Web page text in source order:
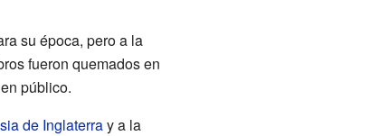
su época, pero a la
fueron quemados en
público.
de Inglaterray a la